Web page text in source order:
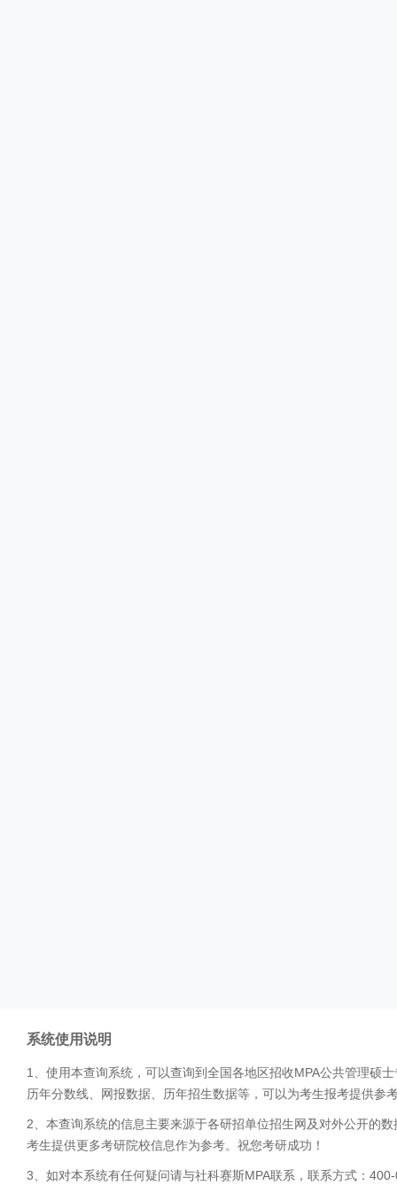
系统使用说明
1、使用本查询系统，可以查询到全国各地区招收MPA公共管理硕
历年分数线、网报数据、历年招生数据等，可以为考生报考提供参
2、本查询系统的信息主要来源于各研招单位招生网及对外公开的
考生提供更多考研院校信息作为参考。祝您考研成功！
3、如对本系统有任何疑问请与社科赛斯MPA联系，联系方式：